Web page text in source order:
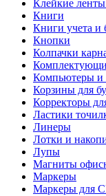
Клейкие
Книги
Книги учета и
Кнопки
Колпачки
Компьютеры и
Корзины для
Корректоры
Ластики
Линеры
Лотки и
Лупы
Магниты
Маркеры
Маркеры для